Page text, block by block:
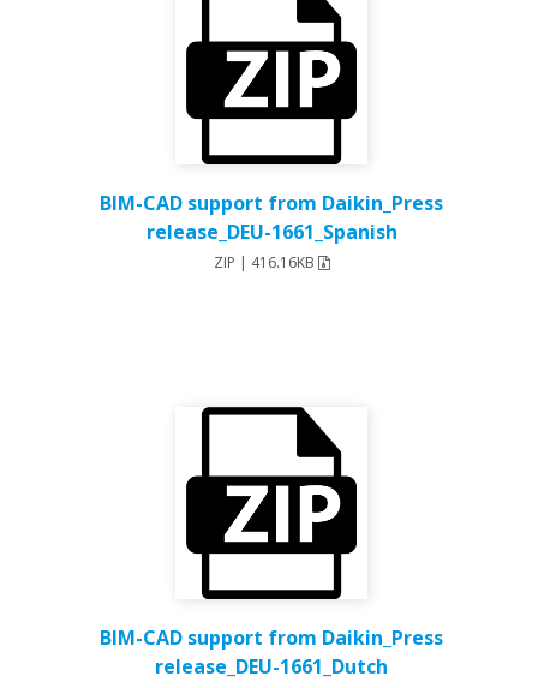
BIM-CAD support from Daikin_Press
release_DEU-1661_Spanish
BIM-CAD support from Daikin_Press
release_DEU-1661_Dutch